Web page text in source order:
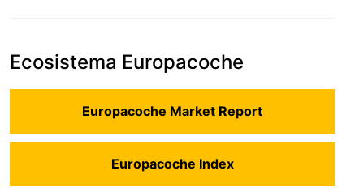
Ecosistema Europacoche
Europacoche Market Report
Europacoche Index